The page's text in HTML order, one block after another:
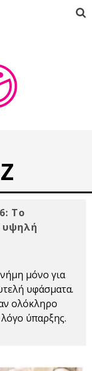
Το
υψηλή
μόνο για
υφάσματα.
ολόκληρο
ύπαρξης.